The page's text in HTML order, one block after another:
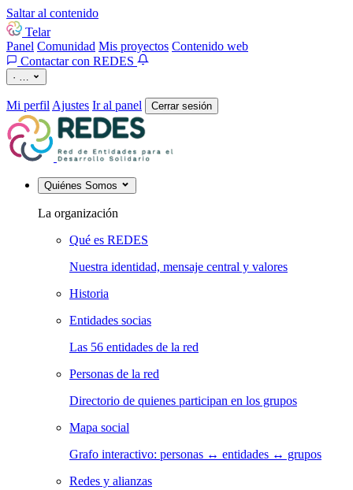
Saltar al contenido
Telar
Panel Comunidad Mis proyectos Contenido web
Contactar con REDES
· …
Mi perfil Ajustes Ir al panel Cerrar sesión
Quiénes Somos
La organización
Qué es REDES
Nuestra identidad, mensaje central y valores
Historia
Entidades socias
Las 56 entidades de la red
Personas de la red
Directorio de quienes participan en los grupos
Mapa social
Grafo interactivo: personas ↔ entidades ↔ grupos
Redes y alianzas